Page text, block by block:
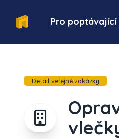
Pro poptávající
Detail veřejné zakázky